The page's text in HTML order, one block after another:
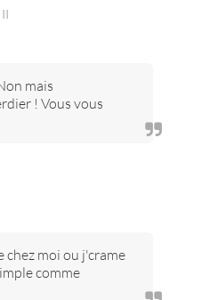
mais
! Vous vous
chez moi ou j'crame
comme